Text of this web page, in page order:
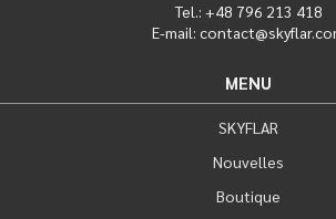
Tel.: +48 796 213 418
E-mail:
MENU
SKYFLAR
Nouvelles
Boutique